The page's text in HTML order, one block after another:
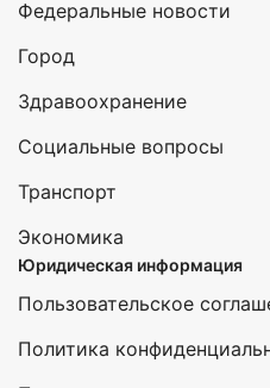
Федеральные новости
Город
Здравоохранение
Социальные вопросы
Транспорт
Экономика
Юридическая информация
Пользовательское
Политика